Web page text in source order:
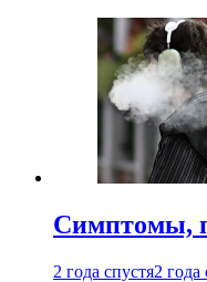
Симптомы,
2 года спустя2 года